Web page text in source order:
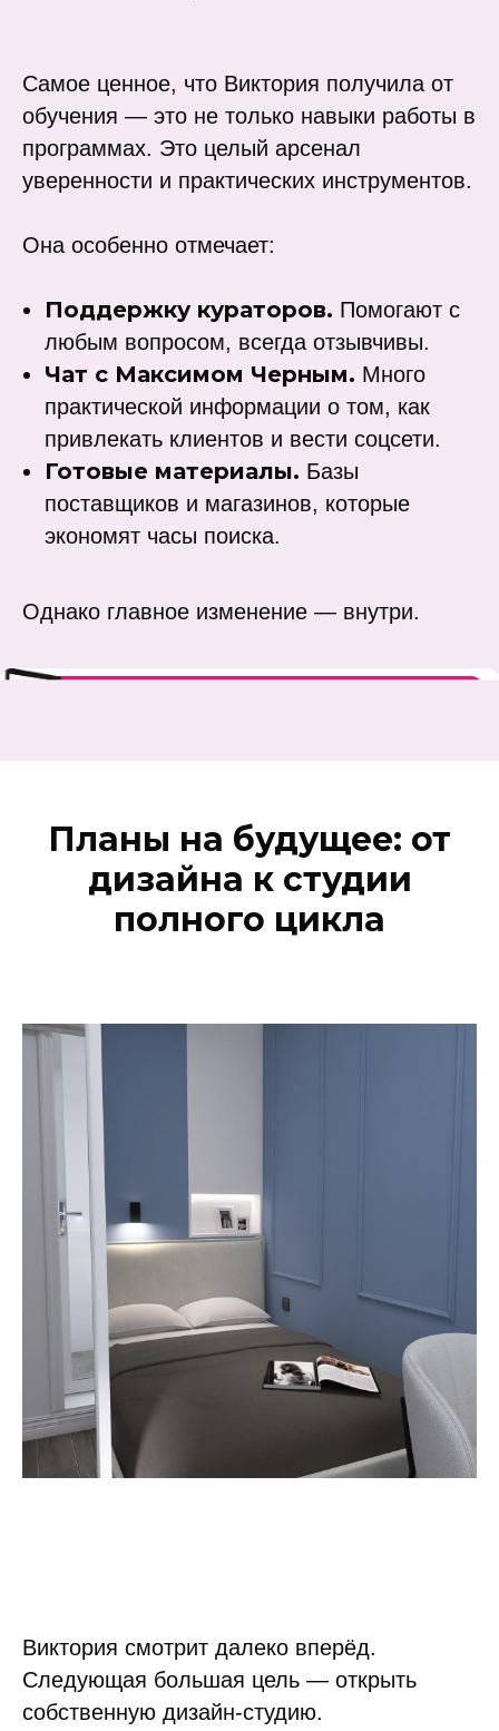
Самое ценное, что Виктория получила от
обучения — это не только навыки работы в
программах. Это целый арсенал
уверенности и практических инструментов.
Она особенно отмечает:
Поддержку кураторов. Помогают с
любым вопросом, всегда отзывчивы.
Чат с Максимом Черным. Много
практической информации о том, как
привлекать клиентов и вести соцсети.
Готовые материалы. Базы
поставщиков и магазинов, которые
экономят часы поиска.
Однако главное изменение — внутри.
Планы на будущее: от
дизайна к студии
полного цикла
Виктория смотрит далеко вперёд.
Следующая большая цель — открыть
собственную дизайн-студию.